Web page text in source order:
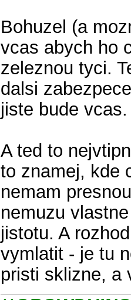
Bohuzel (a
vcas abych ho
zeleznou tyci.
dalsi
jiste bude vcas.
A ted to
to znamej, kde
nemam
nemuzu
jistotu. A
vymlatit - je tu
pristi sklizne, a